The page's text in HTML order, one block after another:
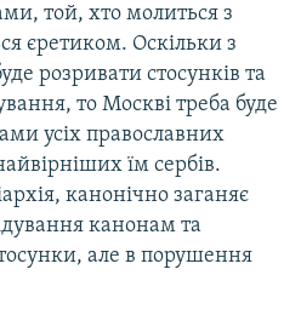
той, хто молиться з
єретиком. Оскільки з
розривати стосунків та
то Москві треба буде
усіх православних
їм сербів.
канонічно заганяє
канонам та
але в порушення